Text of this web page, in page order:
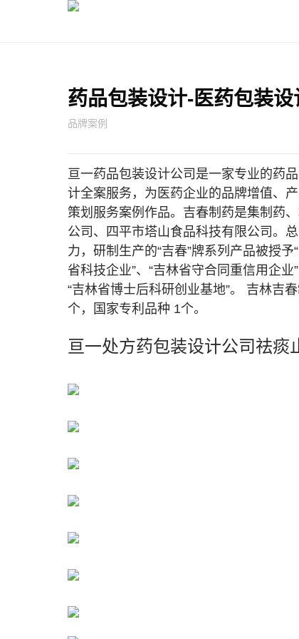
药品包装设计-医药包装
品牌案例
亘一药品包装设计公司是一家专业的药
计全案服务，为医药企业的品牌增值、
策划服务案例作品。吉春制药是集制药
公司、四平市塔山食品科技有限公司。
力，研制生产的“吉春”牌系列产品被授
省科技企业”、“吉林省守合同重信用企业
“吉林省博士后科研创业基地”。 吉林吉
个，国家专利品种 1个。
亘一处方药包装设计公司祛痰